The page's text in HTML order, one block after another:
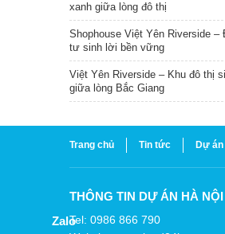
xanh giữa lòng đô thị
Shophouse Việt Yên Riverside –
tư sinh lời bền vững
Việt Yên Riverside – Khu đô thị
giữa lòng Bắc Giang
Trang chủ Tin tức Dự án
THÔNG TIN DỰ ÁN HÀ NỘI
Tel: 0986 866 790
Zalo